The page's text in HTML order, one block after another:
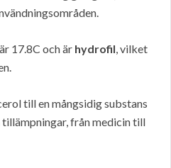
17.8C och är hydrofil, vilket
till en mångsidig substans
tillämpningar, från medicin till